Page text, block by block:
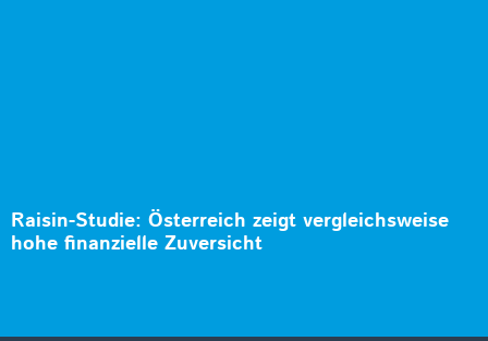
Raisin-Studie: Österreich zeigt vergleichsweise
hohe finanzielle Zuversicht